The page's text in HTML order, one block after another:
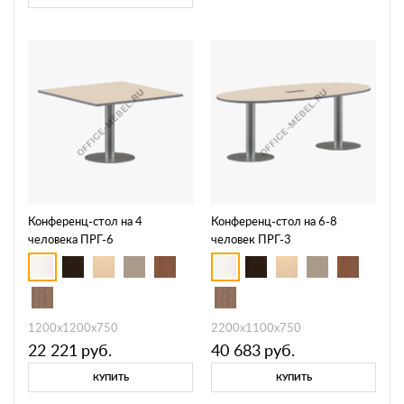
Конференц-стол на 4
человека ПРГ-6
1200х1200х750
22 221 руб.
КУПИТЬ
Конференц-стол на 6-8
человек ПРГ-3
2200х1100х750
40 683 руб.
КУПИТЬ